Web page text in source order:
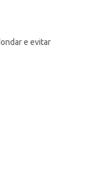
e evitar